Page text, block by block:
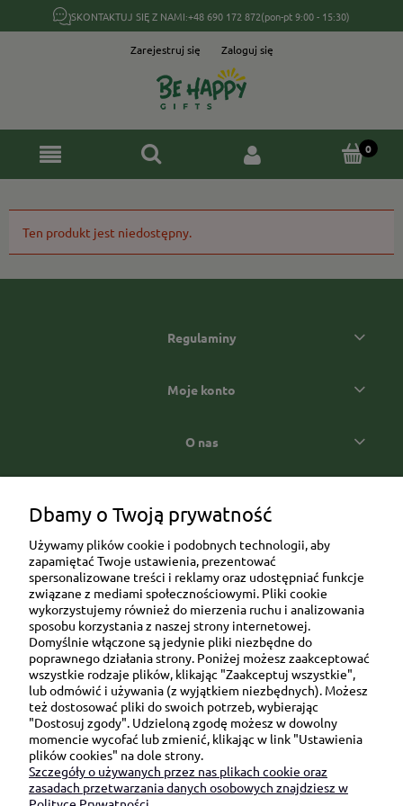
SKONTAKTUJ SIĘ Z NAMI:+48 690 172 872(pon-pt 9:00 - 15:30)
Zarejestruj się Zaloguj się
Ten produkt jest niedostępny.
Regulaminy
Moje konto
O nas
Ul. Brukowa 6/8 lok. 57/58
91-341 Łódź
NIP: 6751510615
SKONTAKTUJ SIĘ Z NAMI:
sklep@be-happygifts.com
+48 690 172 872
Dbamy o Twoją prywatność
Używamy plików cookie i podobnych technologii, aby
zapamiętać Twoje ustawienia, prezentować
spersonalizowane treści i reklamy oraz udostępniać funkcje
związane z mediami społecznościowymi. Pliki cookie
wykorzystujemy również do mierzenia ruchu i analizowania
sposobu korzystania z naszej strony internetowej.
Domyślnie włączone są jedynie pliki niezbędne do
poprawnego działania strony. Poniżej możesz zaakceptować
wszystkie rodzaje plików, klikając "Zaakceptuj wszystkie",
lub odmówić i używania (z wyjątkiem niezbędnych). Możesz
też dostosować pliki do swoich potrzeb, wybierając
"Dostosuj zgody". Udzieloną zgodę możesz w dowolny
momencie wycofać lub zmienić, klikając w link "Ustawienia
plików cookies" na dole strony.
Szczegóły o używanych przez nas plikach cookie oraz
zasadach przetwarzania danych osobowych znajdziesz w